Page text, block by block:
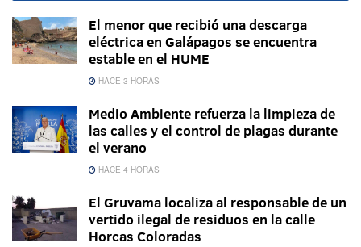
El menor que recibió una descarga
eléctrica en Galápagos se encuentra
estable en el HUME
HACE 3 HORAS
Medio Ambiente refuerza la limpieza de
las calles y el control de plagas durante
el verano
HACE 4 HORAS
El Gruvama localiza al responsable de un
vertido ilegal de residuos en la calle
Horcas Coloradas